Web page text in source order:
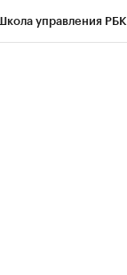
управления РБК